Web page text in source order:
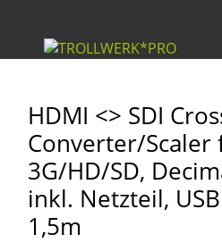
HDMI <> SDI
Converter/Scaler
3G/HD/SD,
inkl. Netzteil,
1,5m